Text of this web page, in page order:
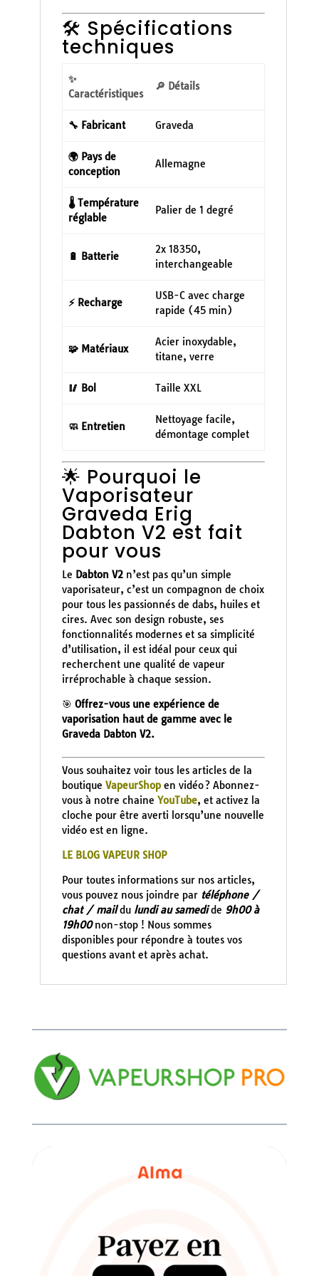
🛠️ Spécifications
techniques
✨
Caractéristiques
🔎 Détails
🔧 Fabricant Graveda
🌍 Pays de
conception
Allemagne
🌡️ Température
réglable
Palier de 1 degré
🔋 Batterie
2x 18350,
interchangeable
⚡ Recharge
USB-C avec charge
rapide (45 min)
🧩 Matériaux
Acier inoxydable,
titane, verre
🥢 Bol Taille XXL
🧼 Entretien
Nettoyage facile,
démontage complet
🌟 Pourquoi le
Vaporisateur
Graveda Erig
Dabton V2 est fait
pour vous
Le Dabton V2n’est pas qu’un simple
vaporisateur, c’est un compagnon de choix
pour tous les passionnés de dabs, huiles et
cires. Avec son design robuste, ses
fonctionnalités modernes et sa simplicité
d’utilisation, il est idéal pour ceux qui
recherchent une qualité de vapeur
irréprochable à chaque session.
🎯 Offrez-vous une expérience de
vaporisation haut de gamme avec le
Graveda Dabton V2.
Vous souhaitez voir tous les articles de la
boutique VapeurShopen vidéo ? Abonnez-
vous à notre chaine YouTube, et activez la
cloche pour être averti lorsqu’une nouvelle
vidéo est en ligne.
LE BLOG VAPEUR SHOP
Pour toutes informations sur nos articles,
vous pouvez nous joindre par téléphone /
chat / maildu lundi au samedide 9h00 à
19h00non-stop ! Nous sommes
disponibles pour répondre à toutes vos
questions avant et après achat.